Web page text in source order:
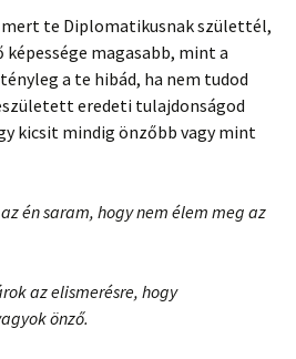
mert te Diplomatikusnak születtél,
magasabb, mint a
a te hibád, ha nem tudod
eredeti tulajdonságod
kicsit mindig önzőbb vagy mint
én saram, hogy nem élem meg az
az elismerésre, hogy
önző.